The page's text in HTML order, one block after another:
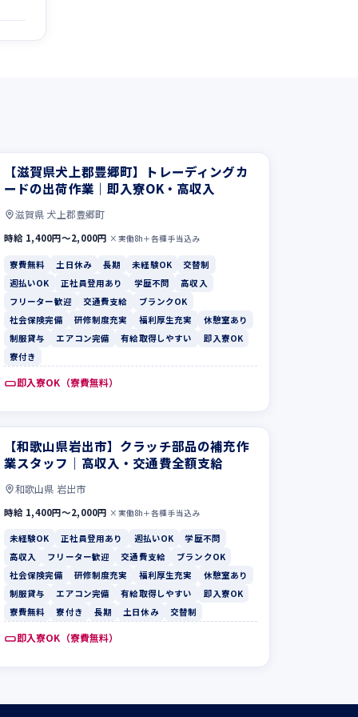
【滋賀県犬上郡豊郷町】トレーディングカ
ードの出荷作業｜即入寮OK・高収入
滋賀県 犬上郡豊郷町
時給 1,400円〜2,000円 ×実働8h＋各種手当込み
寮費無料 土日休み 長期 未経験OK
交替制
週払いOK
正社員登用あり 学歴不問
高収入
フリーター歓迎
交通費支給
ブランクOK
社会保険完備
研修制度充実 福利厚生充実
休憩室あり
制服貸与
エアコン完備 有給取得しやすい
即入寮OK
寮付き
即入寮OK（寮費無料）
【和歌山県岩出市】クラッチ部品の補充作
業スタッフ｜高収入・交通費全額支給
和歌山県 岩出市
時給 1,400円〜2,000円 ×実働8h＋各種手当込み
未経験OK 正社員登用あり 週払いOK
学歴不問
高収入
フリーター歓迎 交通費支給
ブランクOK
社会保険完備
研修制度充実 福利厚生充実
休憩室あり
制服貸与
エアコン完備 有給取得しやすい
即入寮OK
寮費無料
寮付き 長期 土日休み 交替制
即入寮OK（寮費無料）